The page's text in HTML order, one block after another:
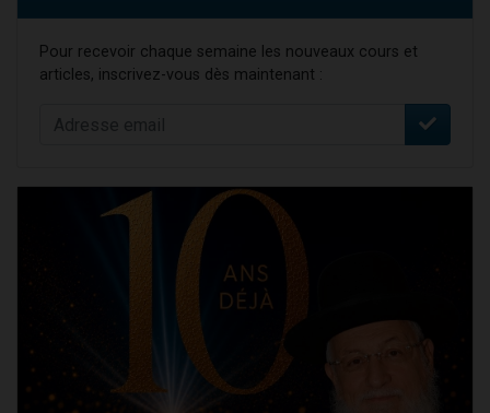
Pour recevoir chaque semaine les nouveaux cours et
articles, inscrivez-vous dès maintenant :